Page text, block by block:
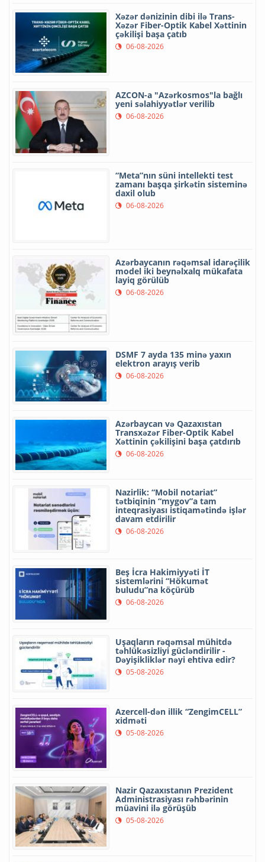
Xəzər dənizinin dibi ilə Trans-
Xəzər Fiber-Optik Kabel Xəttinin
çəkilişi başa çatıb
06-08-2026
AZCON-a "Azərkosmos"la bağlı
yeni səlahiyyətlər verilib
06-08-2026
“Meta”nın süni intellekti test
zamanı başqa şirkətin sisteminə
daxil olub
06-08-2026
Azərbaycanın rəqəmsal idarəçilik
model iki beynəlxalq mükafata
layiq görülüb
06-08-2026
DSMF 7 ayda 135 minə yaxın
elektron arayış verib
06-08-2026
Azərbaycan və Qazaxıstan
Transxəzər Fiber-Optik Kabel
Xəttinin çəkilişini başa çatdırıb
06-08-2026
Nazirlik: “Mobil notariat”
tətbiqinin “mygov”a tam
inteqrasiyası istiqamətində işlər
davam etdirilir
06-08-2026
Beş İcra Hakimiyyəti İT
sistemlərini “Hökumət
buludu”na köçürüb
06-08-2026
Uşaqların rəqəmsal mühitdə
təhlükəsizliyi gücləndirilir -
Dəyişikliklər nəyi ehtiva edir?
05-08-2026
Azercell-dən illik “ZengimCELL”
xidməti
05-08-2026
Nazir Qazaxıstanın Prezident
Administrasiyası rəhbərinin
müavini ilə görüşüb
05-08-2026